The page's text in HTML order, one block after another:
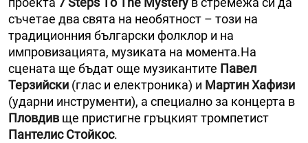
съчетае два свята на необятност – този на
традиционния български фолклор и на
импровизацията, музиката на момента.На
сцената ще бъдат още музикантите Павел
Терзийски (глас и електроника) и Мартин Хафизи
(ударни инструменти), а специално за концерта в
Пловдив ще пристигне гръцкият тромпетист
Пантелис Стойкос.